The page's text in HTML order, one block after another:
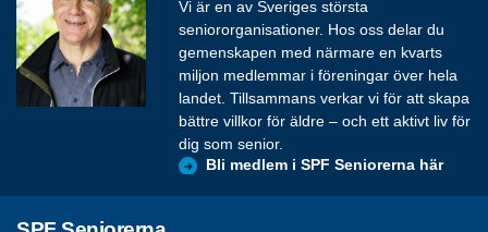
Vi är en av Sveriges största
seniororganisationer. Hos oss delar du
gemenskapen med närmare en kvarts
miljon medlemmar i föreningar över hela
landet. Tillsammans verkar vi för att skapa
bättre villkor för äldre – och ett aktivt liv för
dig som senior.
Bli medlem i SPF Seniorerna här